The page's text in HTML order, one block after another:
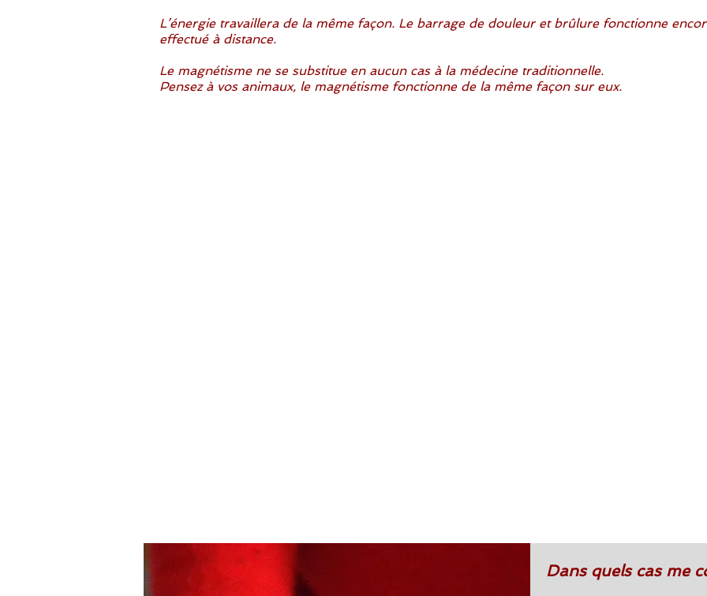
L’énergie travaillera de la même façon. Le barrage de douleur et brûlure fonctionne
effectué à distance.
Le magnétisme ne se substitue en aucun cas à la médecine traditionnelle.
Pensez à vos animaux, le magnétisme fonctionne de la même façon sur eux.
Dans quels cas me